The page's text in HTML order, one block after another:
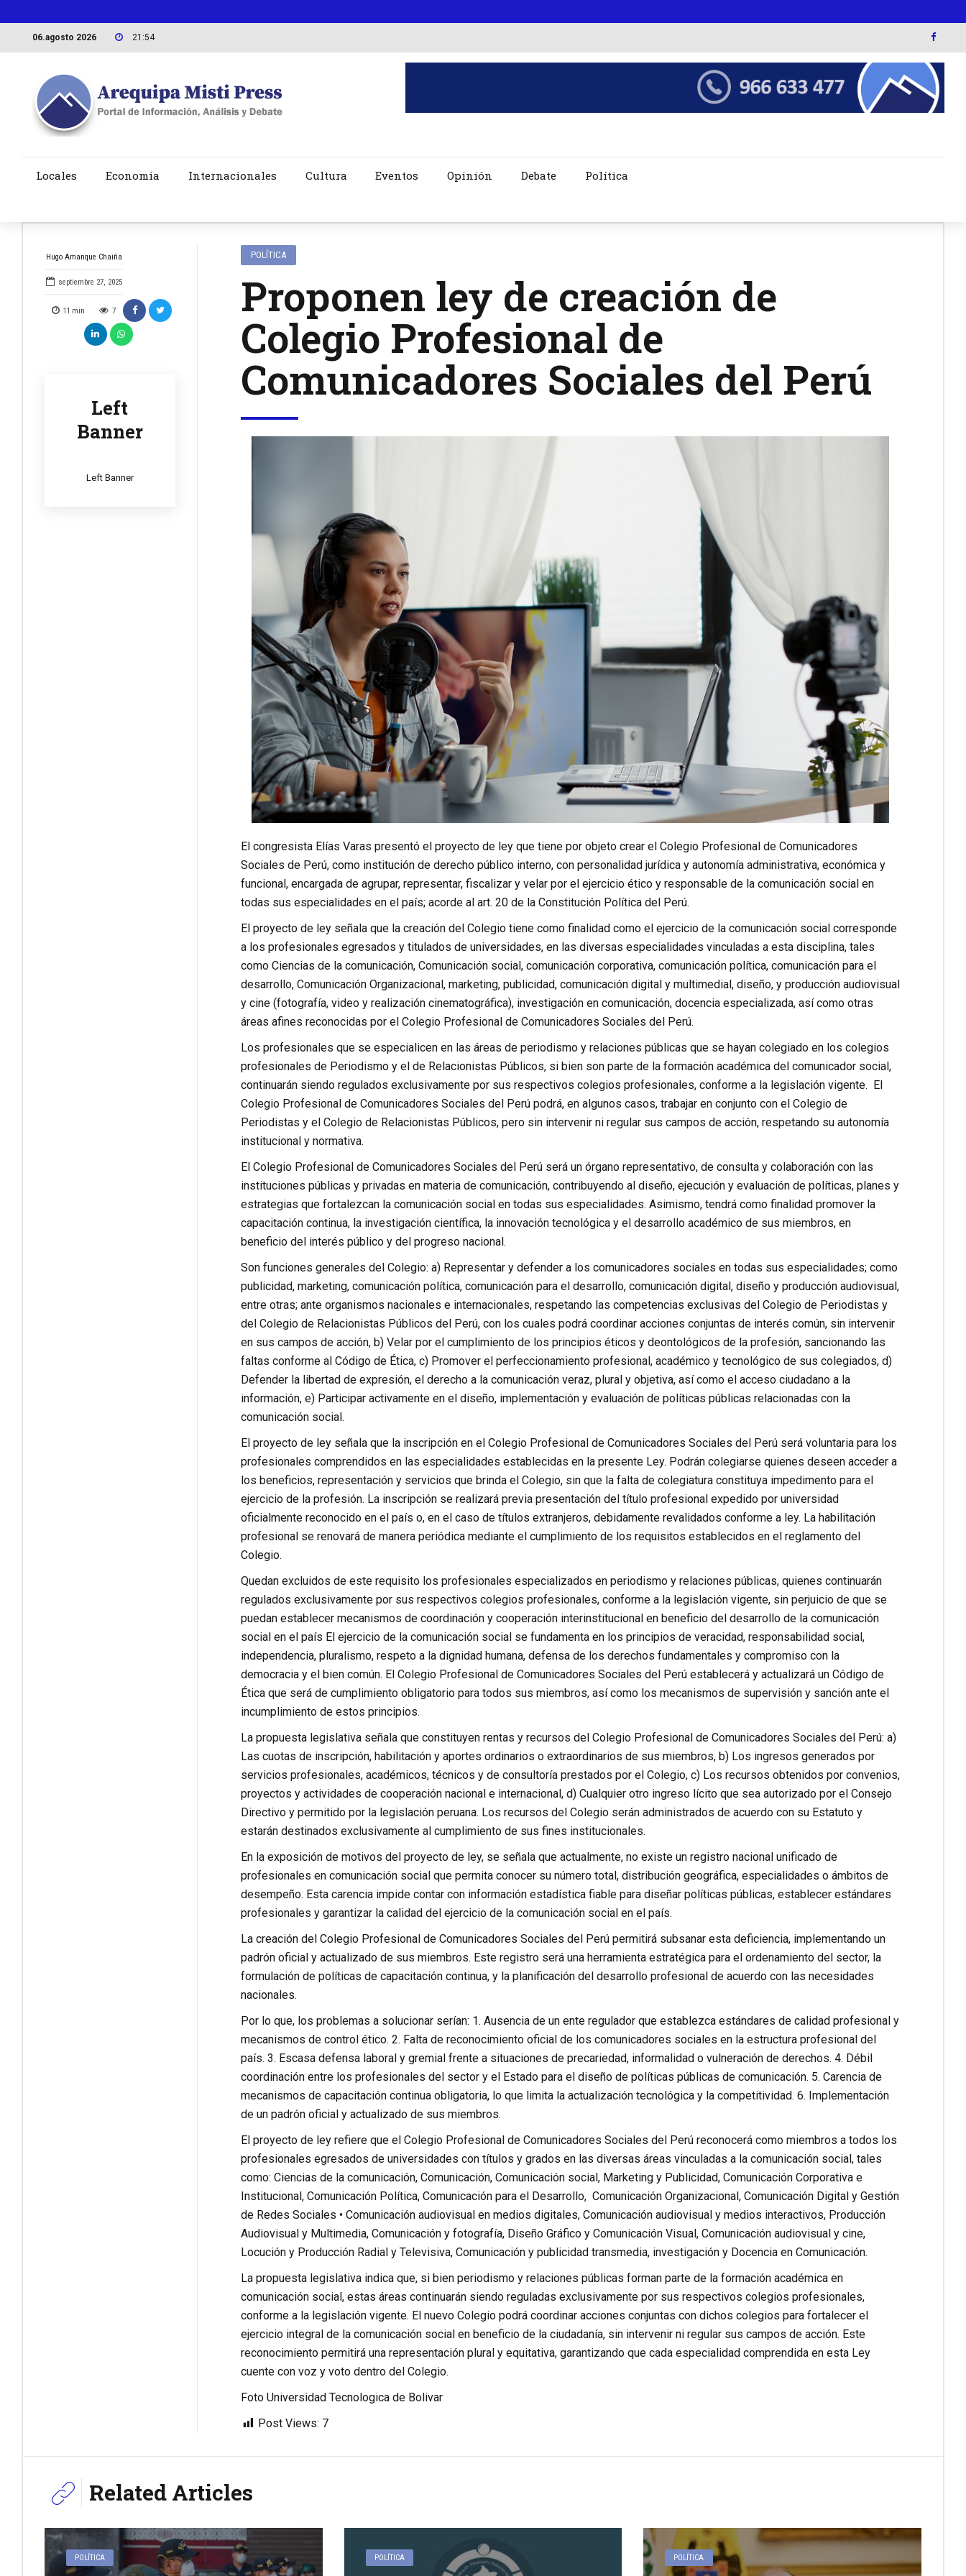
06.agosto 2026 21:54
Locales Economía Internacionales Cultura Eventos Opinión Debate Política
Hugo Amanque Chaiña
septiembre 27, 2025
11 min 7
Left
Banner
Left Banner
POLÍTICA
Proponen ley de creación de
Colegio Profesional de
Comunicadores Sociales del Perú
El congresista Elías Varas presentó el proyecto de ley que tiene por objeto crear el Colegio Profesional de Comunicadores
Sociales de Perú, como institución de derecho público interno, con personalidad jurídica y autonomía administrativa, económica y
funcional, encargada de agrupar, representar, fiscalizar y velar por el ejercicio ético y responsable de la comunicación social en
todas sus especialidades en el país; acorde al art. 20 de la Constitución Política del Perú.
El proyecto de ley señala que la creación del Colegio tiene como finalidad como el ejercicio de la comunicación social corresponde
a los profesionales egresados y titulados de universidades, en las diversas especialidades vinculadas a esta disciplina, tales
como Ciencias de la comunicación, Comunicación social, comunicación corporativa, comunicación política, comunicación para el
desarrollo, Comunicación Organizacional, marketing, publicidad, comunicación digital y multimedial, diseño, y producción audiovisual
y cine (fotografía, video y realización cinematográfica), investigación en comunicación, docencia especializada, así como otras
áreas afines reconocidas por el Colegio Profesional de Comunicadores Sociales del Perú.
Los profesionales que se especialicen en las áreas de periodismo y relaciones públicas que se hayan colegiado en los colegios
profesionales de Periodismo y el de Relacionistas Públicos, si bien son parte de la formación académica del comunicador social,
continuarán siendo regulados exclusivamente por sus respectivos colegios profesionales, conforme a la legislación vigente. El
Colegio Profesional de Comunicadores Sociales del Perú podrá, en algunos casos, trabajar en conjunto con el Colegio de
Periodistas y el Colegio de Relacionistas Públicos, pero sin intervenir ni regular sus campos de acción, respetando su autonomía
institucional y normativa.
El Colegio Profesional de Comunicadores Sociales del Perú será un órgano representativo, de consulta y colaboración con las
instituciones públicas y privadas en materia de comunicación, contribuyendo al diseño, ejecución y evaluación de políticas, planes y
estrategias que fortalezcan la comunicación social en todas sus especialidades. Asimismo, tendrá como finalidad promover la
capacitación continua, la investigación científica, la innovación tecnológica y el desarrollo académico de sus miembros, en
beneficio del interés público y del progreso nacional.
Son funciones generales del Colegio: a) Representar y defender a los comunicadores sociales en todas sus especialidades; como
publicidad, marketing, comunicación política, comunicación para el desarrollo, comunicación digital, diseño y producción audiovisual,
entre otras; ante organismos nacionales e internacionales, respetando las competencias exclusivas del Colegio de Periodistas y
del Colegio de Relacionistas Públicos del Perú, con los cuales podrá coordinar acciones conjuntas de interés común, sin intervenir
en sus campos de acción, b) Velar por el cumplimiento de los principios éticos y deontológicos de la profesión, sancionando las
faltas conforme al Código de Ética, c) Promover el perfeccionamiento profesional, académico y tecnológico de sus colegiados, d)
Defender la libertad de expresión, el derecho a la comunicación veraz, plural y objetiva, así como el acceso ciudadano a la
información, e) Participar activamente en el diseño, implementación y evaluación de políticas públicas relacionadas con la
comunicación social.
El proyecto de ley señala que la inscripción en el Colegio Profesional de Comunicadores Sociales del Perú será voluntaria para los
profesionales comprendidos en las especialidades establecidas en la presente Ley. Podrán colegiarse quienes deseen acceder a
los beneficios, representación y servicios que brinda el Colegio, sin que la falta de colegiatura constituya impedimento para el
ejercicio de la profesión. La inscripción se realizará previa presentación del título profesional expedido por universidad
oficialmente reconocido en el país o, en el caso de títulos extranjeros, debidamente revalidados conforme a ley. La habilitación
profesional se renovará de manera periódica mediante el cumplimiento de los requisitos establecidos en el reglamento del
Colegio.
Quedan excluidos de este requisito los profesionales especializados en periodismo y relaciones públicas, quienes continuarán
regulados exclusivamente por sus respectivos colegios profesionales, conforme a la legislación vigente, sin perjuicio de que se
puedan establecer mecanismos de coordinación y cooperación interinstitucional en beneficio del desarrollo de la comunicación
social en el país El ejercicio de la comunicación social se fundamenta en los principios de veracidad, responsabilidad social,
independencia, pluralismo, respeto a la dignidad humana, defensa de los derechos fundamentales y compromiso con la
democracia y el bien común. El Colegio Profesional de Comunicadores Sociales del Perú establecerá y actualizará un Código de
Ética que será de cumplimiento obligatorio para todos sus miembros, así como los mecanismos de supervisión y sanción ante el
incumplimiento de estos principios.
La propuesta legislativa señala que constituyen rentas y recursos del Colegio Profesional de Comunicadores Sociales del Perú: a)
Las cuotas de inscripción, habilitación y aportes ordinarios o extraordinarios de sus miembros, b) Los ingresos generados por
servicios profesionales, académicos, técnicos y de consultoría prestados por el Colegio, c) Los recursos obtenidos por convenios,
proyectos y actividades de cooperación nacional e internacional, d) Cualquier otro ingreso lícito que sea autorizado por el Consejo
Directivo y permitido por la legislación peruana. Los recursos del Colegio serán administrados de acuerdo con su Estatuto y
estarán destinados exclusivamente al cumplimiento de sus fines institucionales.
En la exposición de motivos del proyecto de ley, se señala que actualmente, no existe un registro nacional unificado de
profesionales en comunicación social que permita conocer su número total, distribución geográfica, especialidades o ámbitos de
desempeño. Esta carencia impide contar con información estadística fiable para diseñar políticas públicas, establecer estándares
profesionales y garantizar la calidad del ejercicio de la comunicación social en el país.
La creación del Colegio Profesional de Comunicadores Sociales del Perú permitirá subsanar esta deficiencia, implementando un
padrón oficial y actualizado de sus miembros. Este registro será una herramienta estratégica para el ordenamiento del sector, la
formulación de políticas de capacitación continua, y la planificación del desarrollo profesional de acuerdo con las necesidades
nacionales.
Por lo que, los problemas a solucionar serían: 1. Ausencia de un ente regulador que establezca estándares de calidad profesional y
mecanismos de control ético. 2. Falta de reconocimiento oficial de los comunicadores sociales en la estructura profesional del
país. 3. Escasa defensa laboral y gremial frente a situaciones de precariedad, informalidad o vulneración de derechos. 4. Débil
coordinación entre los profesionales del sector y el Estado para el diseño de políticas públicas de comunicación. 5. Carencia de
mecanismos de capacitación continua obligatoria, lo que limita la actualización tecnológica y la competitividad. 6. Implementación
de un padrón oficial y actualizado de sus miembros.
El proyecto de ley refiere que el Colegio Profesional de Comunicadores Sociales del Perú reconocerá como miembros a todos los
profesionales egresados de universidades con títulos y grados en las diversas áreas vinculadas a la comunicación social, tales
como: Ciencias de la comunicación, Comunicación, Comunicación social, Marketing y Publicidad, Comunicación Corporativa e
Institucional, Comunicación Política, Comunicación para el Desarrollo, Comunicación Organizacional, Comunicación Digital y Gestión
de Redes Sociales • Comunicación audiovisual en medios digitales, Comunicación audiovisual y medios interactivos, Producción
Audiovisual y Multimedia, Comunicación y fotografía, Diseño Gráfico y Comunicación Visual, Comunicación audiovisual y cine,
Locución y Producción Radial y Televisiva, Comunicación y publicidad transmedia, investigación y Docencia en Comunicación.
La propuesta legislativa indica que, si bien periodismo y relaciones públicas forman parte de la formación académica en
comunicación social, estas áreas continuarán siendo reguladas exclusivamente por sus respectivos colegios profesionales,
conforme a la legislación vigente. El nuevo Colegio podrá coordinar acciones conjuntas con dichos colegios para fortalecer el
ejercicio integral de la comunicación social en beneficio de la ciudadanía, sin intervenir ni regular sus campos de acción. Este
reconocimiento permitirá una representación plural y equitativa, garantizando que cada especialidad comprendida en esta Ley
cuente con voz y voto dentro del Colegio.
Foto Universidad Tecnologica de Bolivar
Post Views: 7
Related Articles
POLÍTICA POLÍTICA POLÍTICA